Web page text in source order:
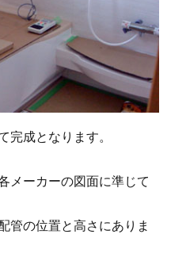
完成となります。
メーカーの図面に準じて
管の位置と高さにありま